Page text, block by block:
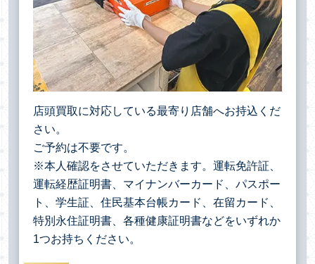
店頭買取に対応している最寄り店舗へお持込くだ
さい。
ご予約は不要です。
※本人確認をさせていただきます。運転免許証、
運転経歴証明書、マイナンバーカード、パスポー
ト、学生証、住民基本台帳カード、在留カード、
特別永住証明書、各種健康証明書などをいずれか
1つお持ちください。